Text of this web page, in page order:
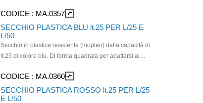
resistente. Il manico grigio è progettato per essere
ergonomico e per facilitare l'aggancio ai supporti del
carrello senza ingombrare.
CODICE : MA.0357 compare_arrows
SECCHIO PLASTICA BLU lt.25 PER L/25 E
L/50
Secchio in plastica resistente (moplen) dalla capacità di
lt.25 di colore blu. Di forma quadrata per adattarsi ai
durante le operazioni di svuotamento e ricarica. Da
utilizzarsi in carrelli per pulizia professionale.
CODICE : MA.0360 compare_arrows
SECCHIO PLASTICA ROSSO lt.25 PER L/25
E L/50